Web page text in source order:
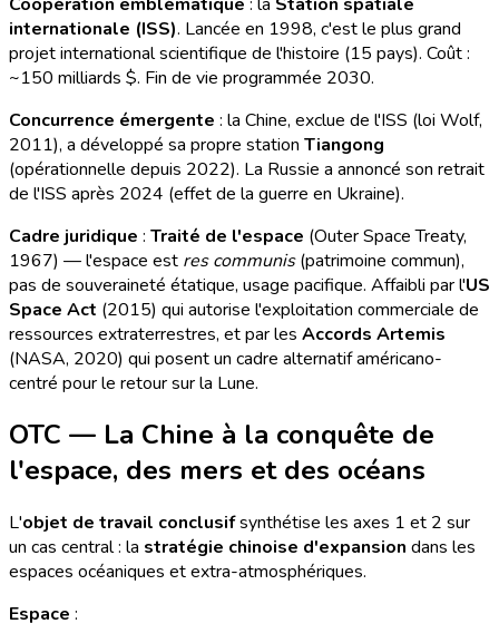
internationale (ISS). Lancée en 1998, c'est le plus grand
projet international scientifique de l'histoire (15 pays). Coût :
~150 milliards $. Fin de vie programmée 2030.
Concurrence émergente : la Chine, exclue de l'ISS (loi Wolf,
2011), a développé sa propre station Tiangong
(opérationnelle depuis 2022). La Russie a annoncé son retrait
de l'ISS après 2024 (effet de la guerre en Ukraine).
Cadre juridique : Traité de l'espace (Outer Space Treaty,
1967) — l'espace est res communis(patrimoine commun),
pas de souveraineté étatique, usage pacifique. Affaibli par l'US
Space Act (2015) qui autorise l'exploitation commerciale de
ressources extraterrestres, et par les Accords Artemis
(NASA, 2020) qui posent un cadre alternatif américano-
centré pour le retour sur la Lune.
OTC — La Chine à la conquête de
l'espace, des mers et des océans
L'objet de travail conclusifsynthétise les axes 1 et 2 sur
un cas central : la stratégie chinoise d'expansion dans les
espaces océaniques et extra-atmosphériques.
Espace :